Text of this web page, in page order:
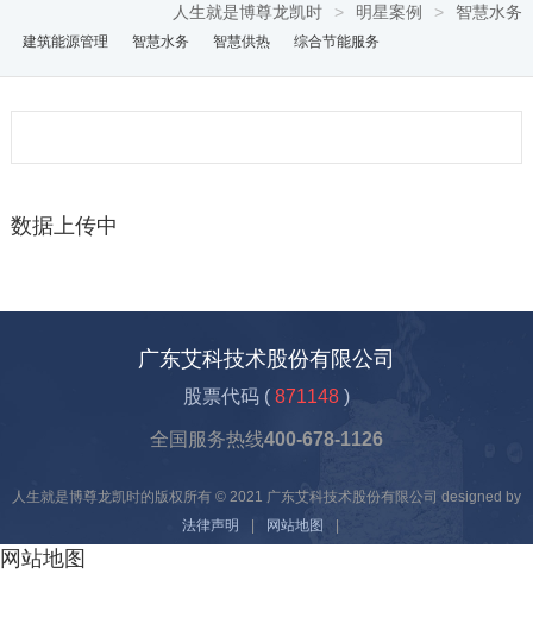
人生就是博尊龙凯时 > 明星案例 > 智慧水务
建筑能源管理 智慧水务 智慧供热 综合节能服务
数据上传中
广东艾科技术股份有限公司
股票代码 ( 871148 )
全国服务热线400-678-1126
人生就是博尊龙凯时的版权所有 © 2021 广东艾科技术股份有限公司 designed by
法律声明
| 网站地图 |
网站地图